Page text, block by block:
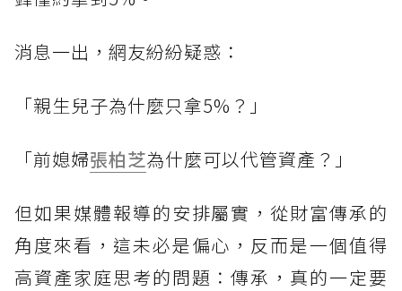
消息一出，網友紛紛疑惑：
「親生兒子為什麼只拿5%？」
「前媳婦張柏芝為什麼可以代管資產？」
但如果媒體報導的安排屬實，從財富傳承的
角度來看，這未必是偏心，反而是一個值得
高資產家庭思考的問題：傳承，真的一定要